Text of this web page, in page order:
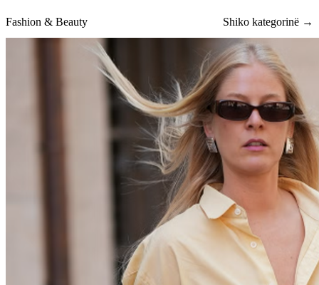
Fashion & Beauty Shiko kategorinë →